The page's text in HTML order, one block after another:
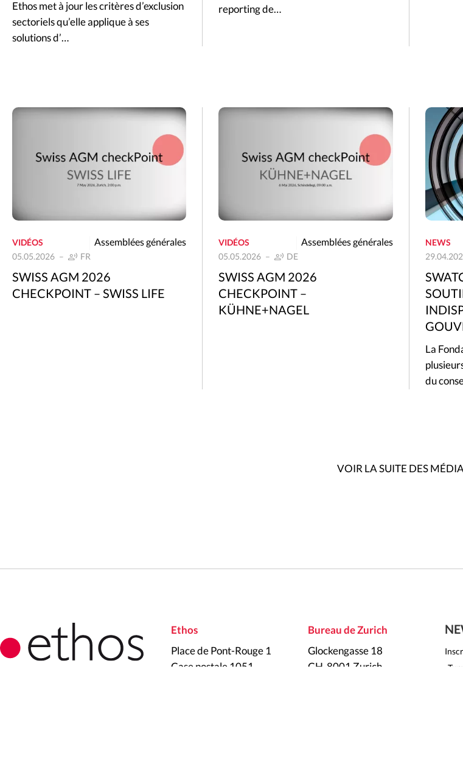
Ethos met à jour les critères d’exclusion
sectoriels qu’elle applique à ses
solutions d’…
reporting de…
VIDÉOS Assemblées générales
05.05.2026 FR
SWISS AGM 2026
CHECKPOINT – SWISS LIFE
VIDÉOS Assemblées générales
05.05.2026 DE
SWISS AGM 2026
CHECKPOINT –
KÜHNE+NAGEL
NEWS
La
du
VOIR LA SUITE DES
Ethos
Place de Pont-Rouge 1
Case postale 1051
Bureau de Zurich
Glockengasse 18
CH-8001 Zurich